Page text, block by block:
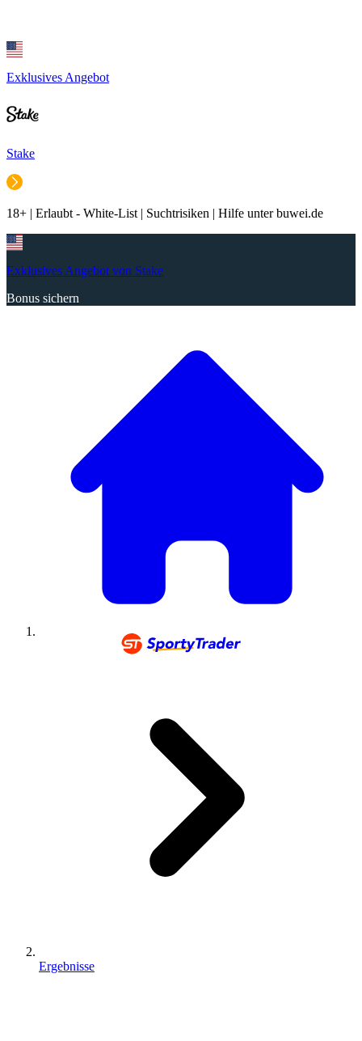
Exklusives Angebot
Stake
18+ | Erlaubt - White-List | Suchtrisiken | Hilfe unter buwei.de
Exklusives Angebot von Stake
Bonus sichern
Ergebnisse